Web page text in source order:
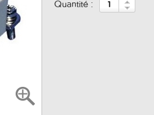
quantité :